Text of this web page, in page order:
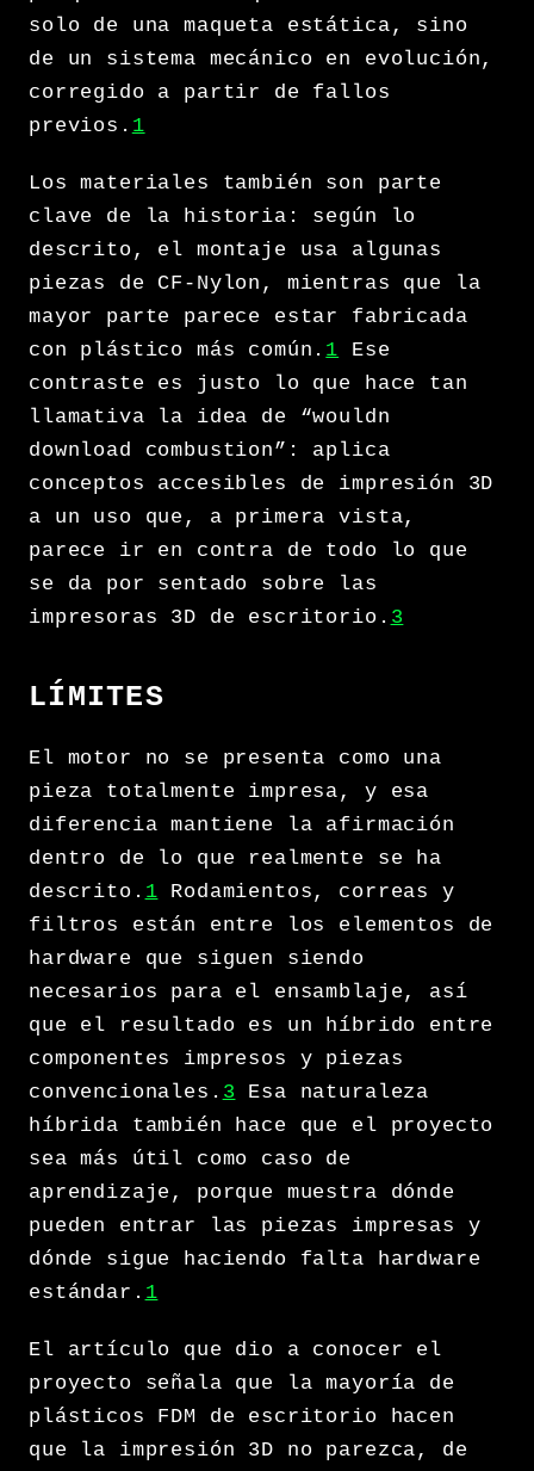
solo de una maqueta estática, sino
de un sistema mecánico en evolución,
corregido a partir de fallos
previos. 1
Los materiales también son parte
clave de la historia: según lo
descrito, el montaje usa algunas
piezas de CF-Nylon, mientras que la
mayor parte parece estar fabricada
con plástico más común. 1 Ese
contraste es justo lo que hace tan
llamativa la idea de “wouldn
download combustion”: aplica
conceptos accesibles de impresión 3D
a un uso que, a primera vista,
parece ir en contra de todo lo que
se da por sentado sobre las
impresoras 3D de escritorio. 3
LÍMITES
El motor no se presenta como una
pieza totalmente impresa, y esa
diferencia mantiene la afirmación
dentro de lo que realmente se ha
descrito. 1 Rodamientos, correas y
filtros están entre los elementos de
hardware que siguen siendo
necesarios para el ensamblaje, así
que el resultado es un híbrido entre
componentes impresos y piezas
convencionales. 3 Esa naturaleza
híbrida también hace que el proyecto
sea más útil como caso de
aprendizaje, porque muestra dónde
pueden entrar las piezas impresas y
dónde sigue haciendo falta hardware
estándar. 1
El artículo que dio a conocer el
proyecto señala que la mayoría de
plásticos FDM de escritorio hacen
que la impresión 3D no parezca, de